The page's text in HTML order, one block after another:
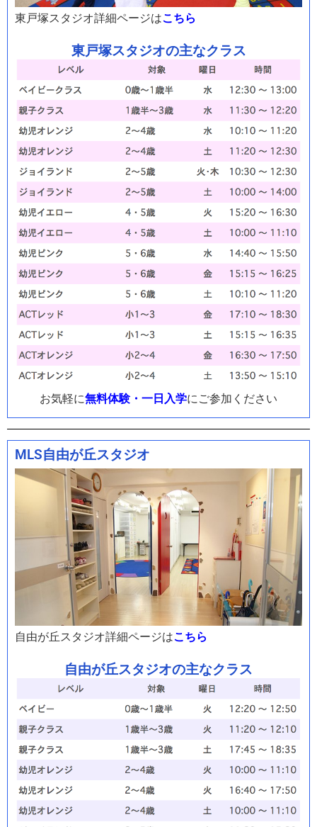
東戸塚スタジオ詳細ページはこちら
東戸塚スタジオの主なクラス
お気軽に無料体験・一日入学にご参加ください
MLS自由が丘スタジオ
自由が丘スタジオ詳細ページはこちら
自由が丘スタジオの主なクラス